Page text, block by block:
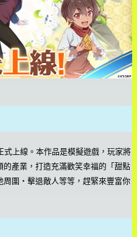
式上線。本作品是模擬遊戲，玩家將
產業，打造充滿歡笑幸福的「甜點
圍・擊退敵人等等，趕緊來豐富你